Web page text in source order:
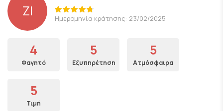
ΖΙ Ημερομηνία κράτησης: 23/02/2025
4
Φαγητό
5
Εξυπηρέτηση
5
Ατμόσφαιρα
5
Τιμή